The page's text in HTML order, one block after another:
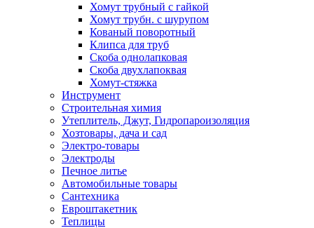
Хомут трубный с гайкой
Хомут трубн. с шурупом
Кованый поворотный
Клипса для труб
Скоба однолапковая
Скоба двухлапоквая
Хомут-стяжка
Инструмент
Строительная химия
Утеплитель, Джут, Гидропароизоляция
Хозтовары, дача и сад
Электро-товары
Электроды
Печное литье
Автомобильные товары
Сантехника
Евроштакетник
Теплицы